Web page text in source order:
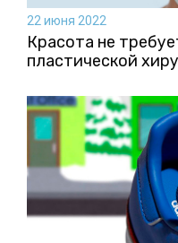
22 июня 2022
Красота не
пластической